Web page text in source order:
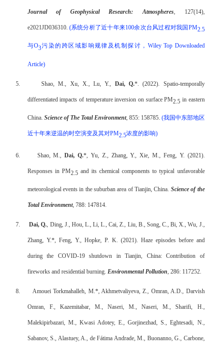
Journal of Geophysical Research: Atmospheres, 127(14),
e2021JD036310. (系统分析了近十年来100余次台风过程对我国 PM2.5
与O3污染的跨区域影响规律及机制探讨， Wiley Top Downloaded
Article)
5. Shao, M., Xu, X., Lu, Y., Dai, Q.*. (2022). Spatio-temporally
differentiated impacts of temperature inversion on surface PM2.5 in eastern
China. Science of The Total Environment, 855: 158785. (我国中东部地区
近十年来逆温的时空演变及其对PM2.5浓度的影响)
6. Shao, M.,Dai, Q.*, Yu, Z., Zhang, Y., Xie, M., Feng, Y. (2021).
Responses in PM2.5and its chemical components to typical unfavorable
meteorological events in the suburban area of Tianjin, China. Science of the
Total Environment, 788: 147814.
7. Dai, Q., Ding, J., Hou, L., Li, L., Cai, Z., Liu, B., Song, C., Bi, X., Wu, J.,
Zhang, Y.*, Feng, Y., Hopke, P. K. (2021). Haze episodes before and
during the COVID-19 shutdown in Tianjin, China: Contribution of
fireworks and residential burning. Environmental Pollution, 286: 117252.
8. Amouei Torkmahalleh, M.*, Akhmetvaliyeva, Z., Omran, A.D., Darvish
Omran, F., Kazemitabar, M., Naseri, M., Naseri, M., Sharifi, H.,
Malekipirbazari, M., Kwasi Adotey, E., Gorjinezhad, S., Eghtesadi, N.,
Sabanov, S., Alastuey, A., de Fátima Andrade, M., Buonanno, G., Carbone,